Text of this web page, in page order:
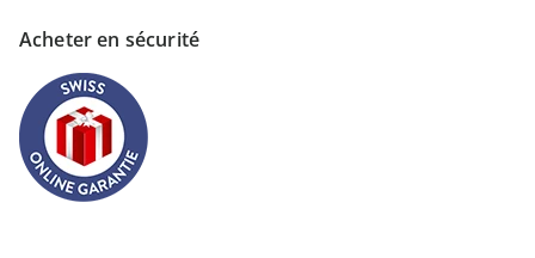
Acheter en sécurité